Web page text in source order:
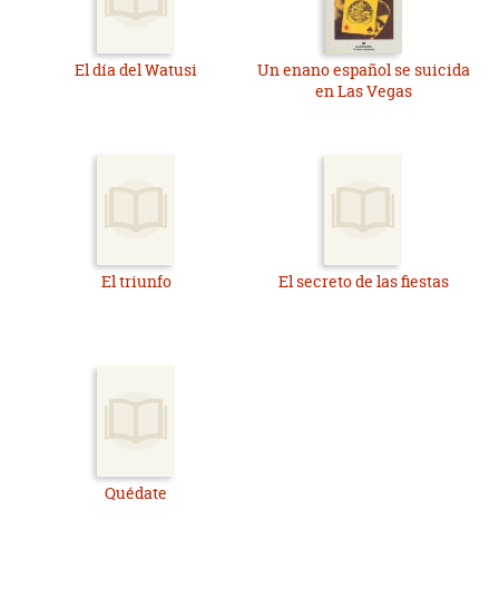
El día del Watusi
Un enano español se suicida
en Las Vegas
El triunfo El secreto de las fiestas
Quédate